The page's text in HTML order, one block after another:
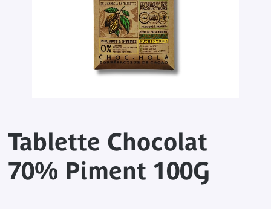
Tablette Chocolat
70% Piment 100G